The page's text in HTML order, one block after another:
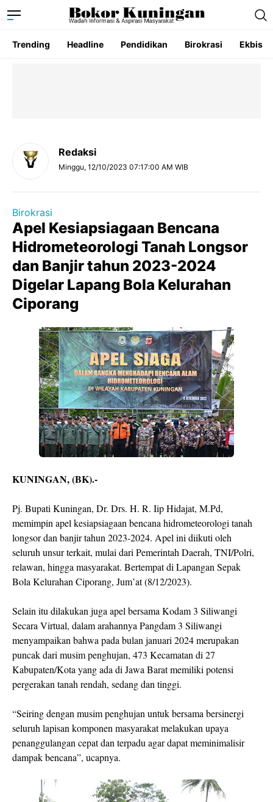
Trending Headline Pendidikan Birokrasi Ekbis
Redaksi
Minggu, 12/10/2023 07:17:00 AM WIB
Birokrasi
Apel Kesiapsiagaan Bencana
Hidrometeorologi Tanah Longsor
dan Banjir tahun 2023-2024
Digelar Lapang Bola Kelurahan
Ciporang
KUNINGAN, (BK).-
Pj. Bupati Kuningan, Dr. Drs. H. R. Iip Hidajat, M.Pd,
memimpin apel kesiapsiagaan bencana hidrometeorologi tanah
longsor dan banjir tahun 2023-2024. Apel ini diikuti oleh
seluruh unsur terkait, mulai dari Pemerintah Daerah, TNI/Polri,
relawan, hingga masyarakat. Bertempat di Lapangan Sepak
Bola Kelurahan Ciporang, Jum’at (8/12/2023).
Selain itu dilakukan juga apel bersama Kodam 3 Siliwangi
Secara Virtual, dalam arahannya Pangdam 3 Siliwangi
menyampaikan bahwa pada bulan januari 2024 merupakan
puncak dari musim penghujan, 473 Kecamatan di 27
Kabupaten/Kota yang ada di Jawa Barat memiliki potensi
pergerakan tanah rendah, sedang dan tinggi.
“Seiring dengan musim penghujan untuk bersama bersinergi
seluruh lapisan komponen masyarakat melakukan upaya
penanggulangan cepat dan terpadu agar dapat meminimalisir
dampak bencana”, ucapnya.